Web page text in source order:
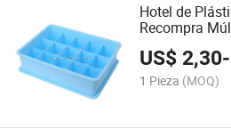
Hotel de
Recompra
Caja de
Calidad
US$2,30-
1 Pieza (MOQ)